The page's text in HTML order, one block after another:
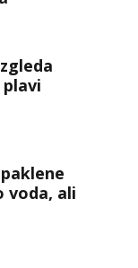
voda, ali